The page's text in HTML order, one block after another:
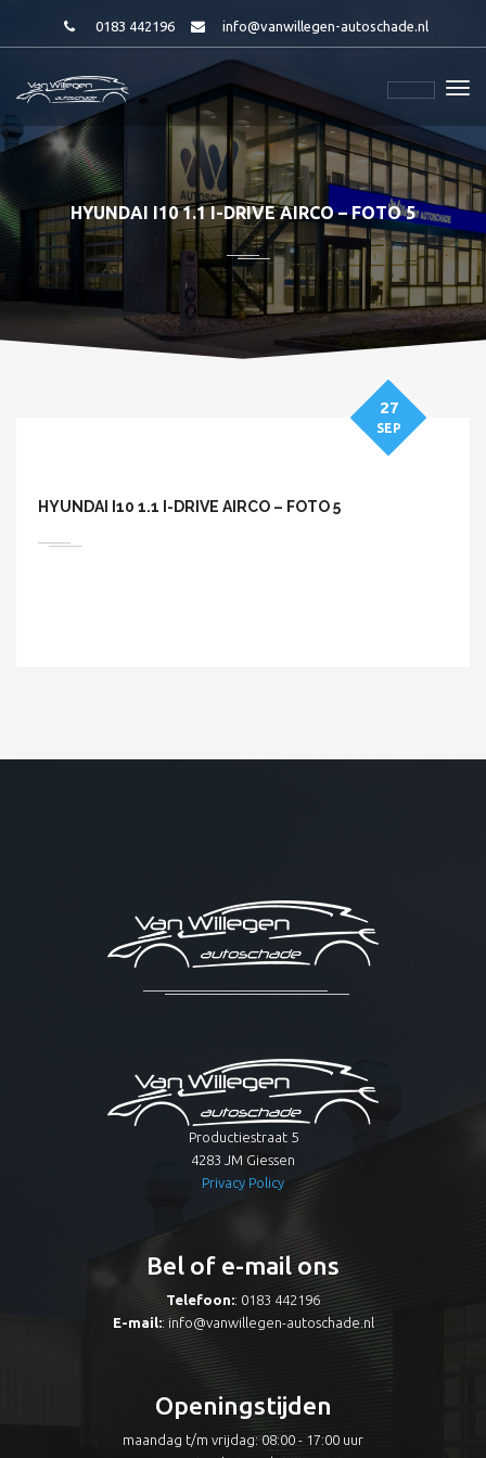
0183 442196 info@vanwillegen-autoschade.nl
HYUNDAI I10 1.1 I-DRIVE AIRCO – FOTO 5
HYUNDAI I10 1.1 I-DRIVE AIRCO – FOTO 5
27
SEP
Productiestraat 5
4283 JM Giessen
Privacy Policy
Bel of e-mail ons
Telefoon:: 0183 442196
E-mail:: info@vanwillegen-autoschade.nl
Openingstijden
maandag t/m vrijdag: 08:00 - 17:00 uur